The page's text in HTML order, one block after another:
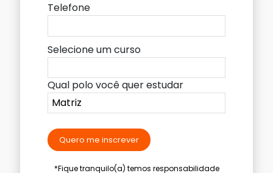
Telefone
Selecione um curso
Qual polo você quer estudar
Quero me inscrever
*Fique tranquilo(a) temos responsabilidade